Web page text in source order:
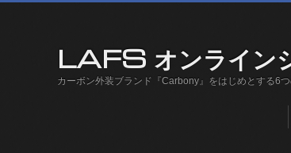
LAFS オンライン
カーボン外装ブランド『Carbony』をはじめとする6